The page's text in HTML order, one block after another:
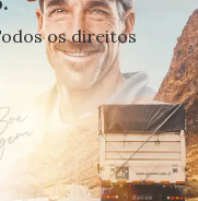
os direitos